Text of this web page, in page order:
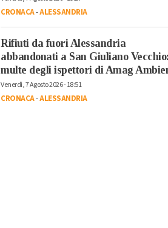
CRONACA-ALESSANDRIA
Rifiuti da fuori Alessandria
abbandonati a San Giuliano
multe degli ispettori di Amag
Venerdì, 7 Agosto 2026 - 18:51
CRONACA-ALESSANDRIA